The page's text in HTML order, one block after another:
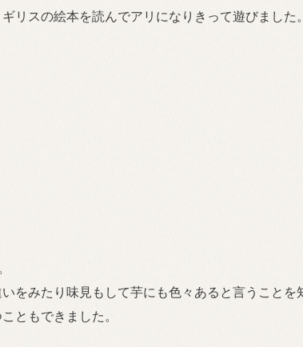
リスの絵本を読んでアリになりきって遊びました
をみたり味見もして芋にも色々あると言うことを
ともできました。